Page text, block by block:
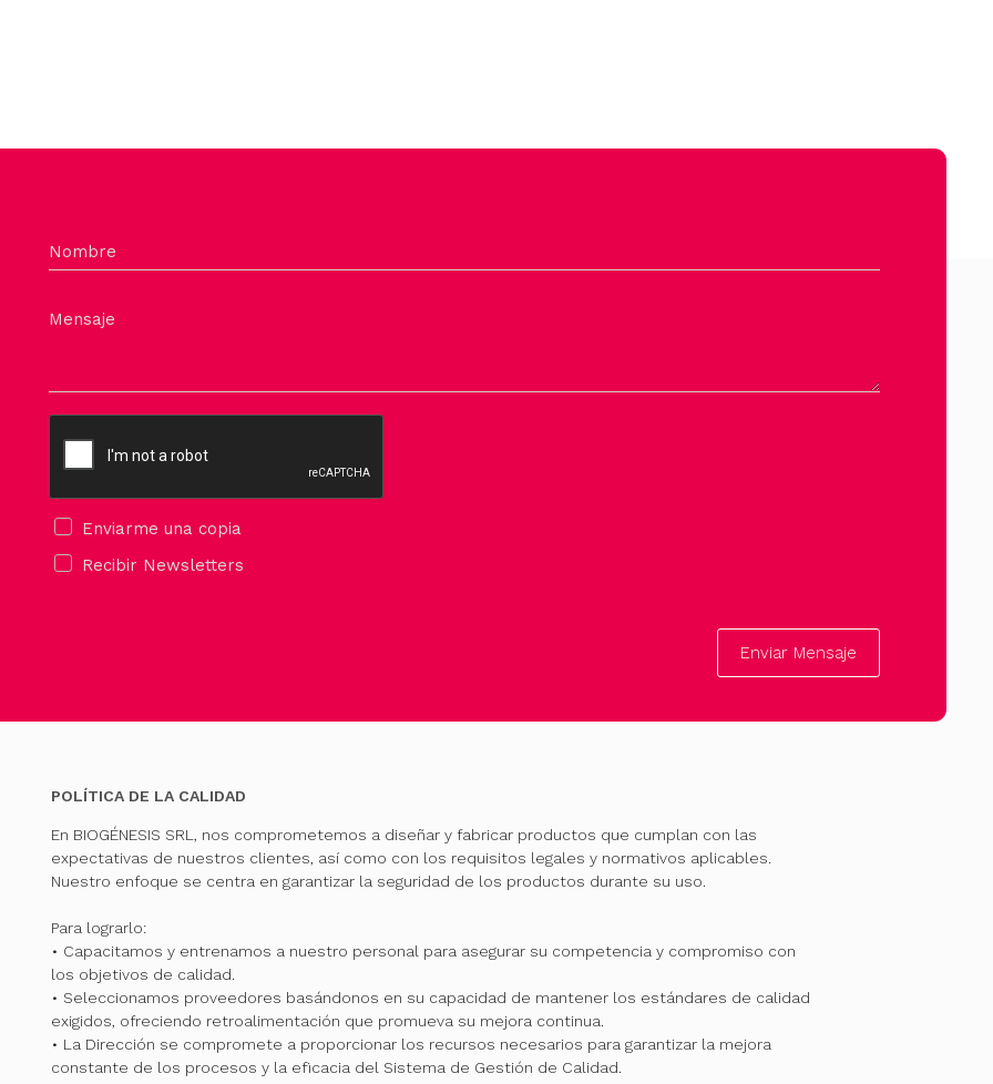
Nombre
Mensaje
Enviarme una copia
Recibir Newsletters
Enviar Mensaje
POLÍTICA DE LA CALIDAD
En BIOGÉNESIS SRL, nos comprometemos a diseñar y fabricar productos que cumplan con las
expectativas de nuestros clientes, así como con los requisitos legales y normativos aplicables.
Nuestro enfoque se centra en garantizar la seguridad de los productos durante su uso.
Para lograrlo:
• Capacitamos y entrenamos a nuestro personal para asegurar su competencia y compromiso con
los objetivos de calidad.
• Seleccionamos proveedores basándonos en su capacidad de mantener los estándares de calidad
exigidos, ofreciendo retroalimentación que promueva su mejora continua.
• La Dirección se compromete a proporcionar los recursos necesarios para garantizar la mejora
constante de los procesos y la eficacia del Sistema de Gestión de Calidad.